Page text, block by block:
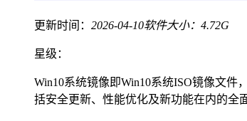
更新时间： 2026-04-10软件大小： 4.72G
星级：
Win10系统镜像即Win10系统ISO镜像文件
括安全更新、性能优化及新功能在内的全